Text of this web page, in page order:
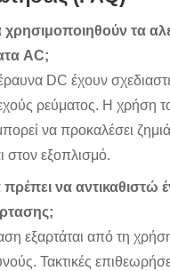
τα
AC;
DC έχουν
ρεύματος. Η χρήση
να προκαλέσει
στον εξοπλισμό.
να αντικαθιστώ
εξαρτάται από τη
Τακτικές